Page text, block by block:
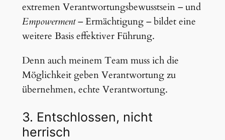
extremen Verantwortungsbewusstsein – und
Empowerment– Ermächtigung – bildet eine
weitere Basis effektiver Führung.
Denn auch meinem Team muss ich die
Möglichkeit geben Verantwortung zu
übernehmen, echte Verantwortung.
3. Entschlossen, nicht
herrisch